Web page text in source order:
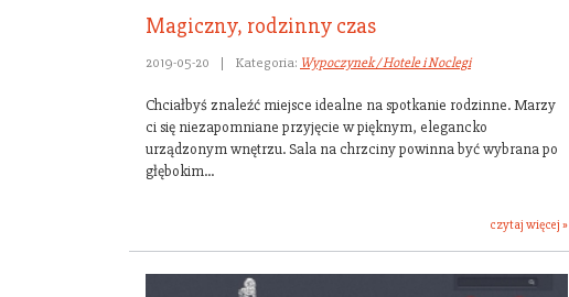
Magiczny, rodzinny czas
2019-05-20 | Kategoria: Wypoczynek / Hotele i Noclegi
Chciałbyś znaleźć miejsce idealne na spotkanie rodzinne. Marzy
ci się niezapomniane przyjęcie w pięknym, elegancko
urządzonym wnętrzu. Sala na chrzciny powinna być wybrana po
głębokim...
czytaj więcej »